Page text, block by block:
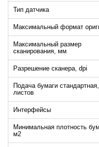
Тип датчика
Максимальный формат
Максимальный размер
сканирования, мм
Разрешение сканера, dpi
Подача бумаги стандартная,
листов
Интерфейсы
Минимальная плотность
м2